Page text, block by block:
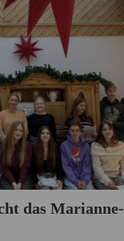
das Marianne-